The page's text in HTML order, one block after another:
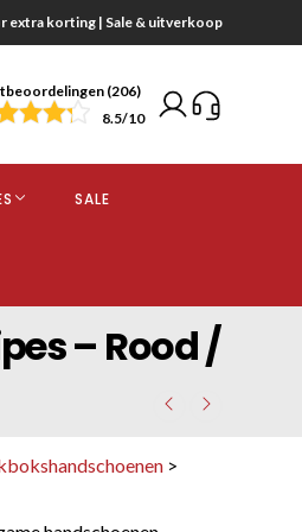
extra korting | Sale & uitverkoop
(206)
8.5/10
SALE
– Rood /
>